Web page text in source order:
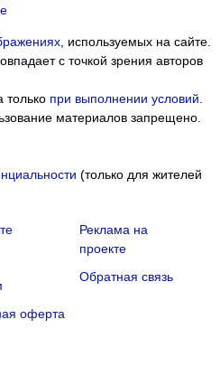
, используемых на сайте.
с точкой зрения авторов
только при выполнении условий
материалов запрещено.
(только для жителей
оферта
Реклама на
проекте
Обратная связь